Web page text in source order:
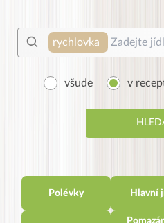
rychlovka
všude v
Polévky Hlavní